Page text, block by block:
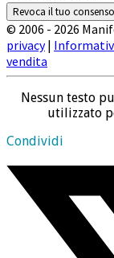
Revoca il tuo consenso
© 2006 - 2026
privacy|
vendita
Nessun testo
utilizzato
Condividi